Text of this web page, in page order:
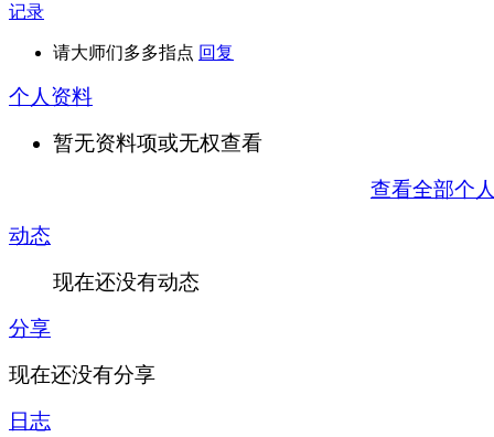
记录
请大师们多多指点 回复
个人资料
暂无资料项或无权查看
查看全部个
动态
现在还没有动态
分享
现在还没有分享
日志